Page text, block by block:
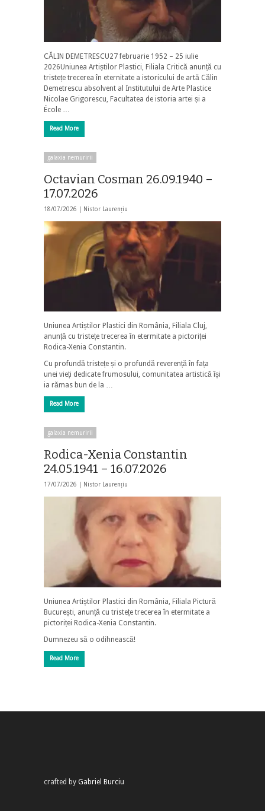
CĂLIN DEMETRESCU27 februarie 1952 – 25 iulie
2026Uniunea Artiștilor Plastici, Filiala Critică anunță cu
tristețe trecerea în eternitate a istoricului de artă Călin
Demetrescu absolvent al Institutului de Arte Plastice
Nicolae Grigorescu, Facultatea de istoria artei și a
École …
Read More
galaxia nemuririi
Octavian Cosman 26.09.1940 –
17.07.2026
18/07/2026 | Nistor Laurențiu
Uniunea Artiștilor Plastici din România, Filiala Cluj,
anunță cu tristețe trecerea în etermitate a pictoriței
Rodica-Xenia Constantin.
Cu profundă tristețe și o profundă reverență în fața
unei vieți dedicate frumosului, comunitatea artistică își
ia rămas bun de la …
Read More
galaxia nemuririi
Rodica-Xenia Constantin
24.05.1941 – 16.07.2026
17/07/2026 | Nistor Laurențiu
Uniunea Artiștilor Plastici din România, Filiala Pictură
București, anunță cu tristețe trecerea în etermitate a
pictoriței Rodica-Xenia Constantin.
Dumnezeu să o odihnească!
Read More
crafted by Gabriel Burciu